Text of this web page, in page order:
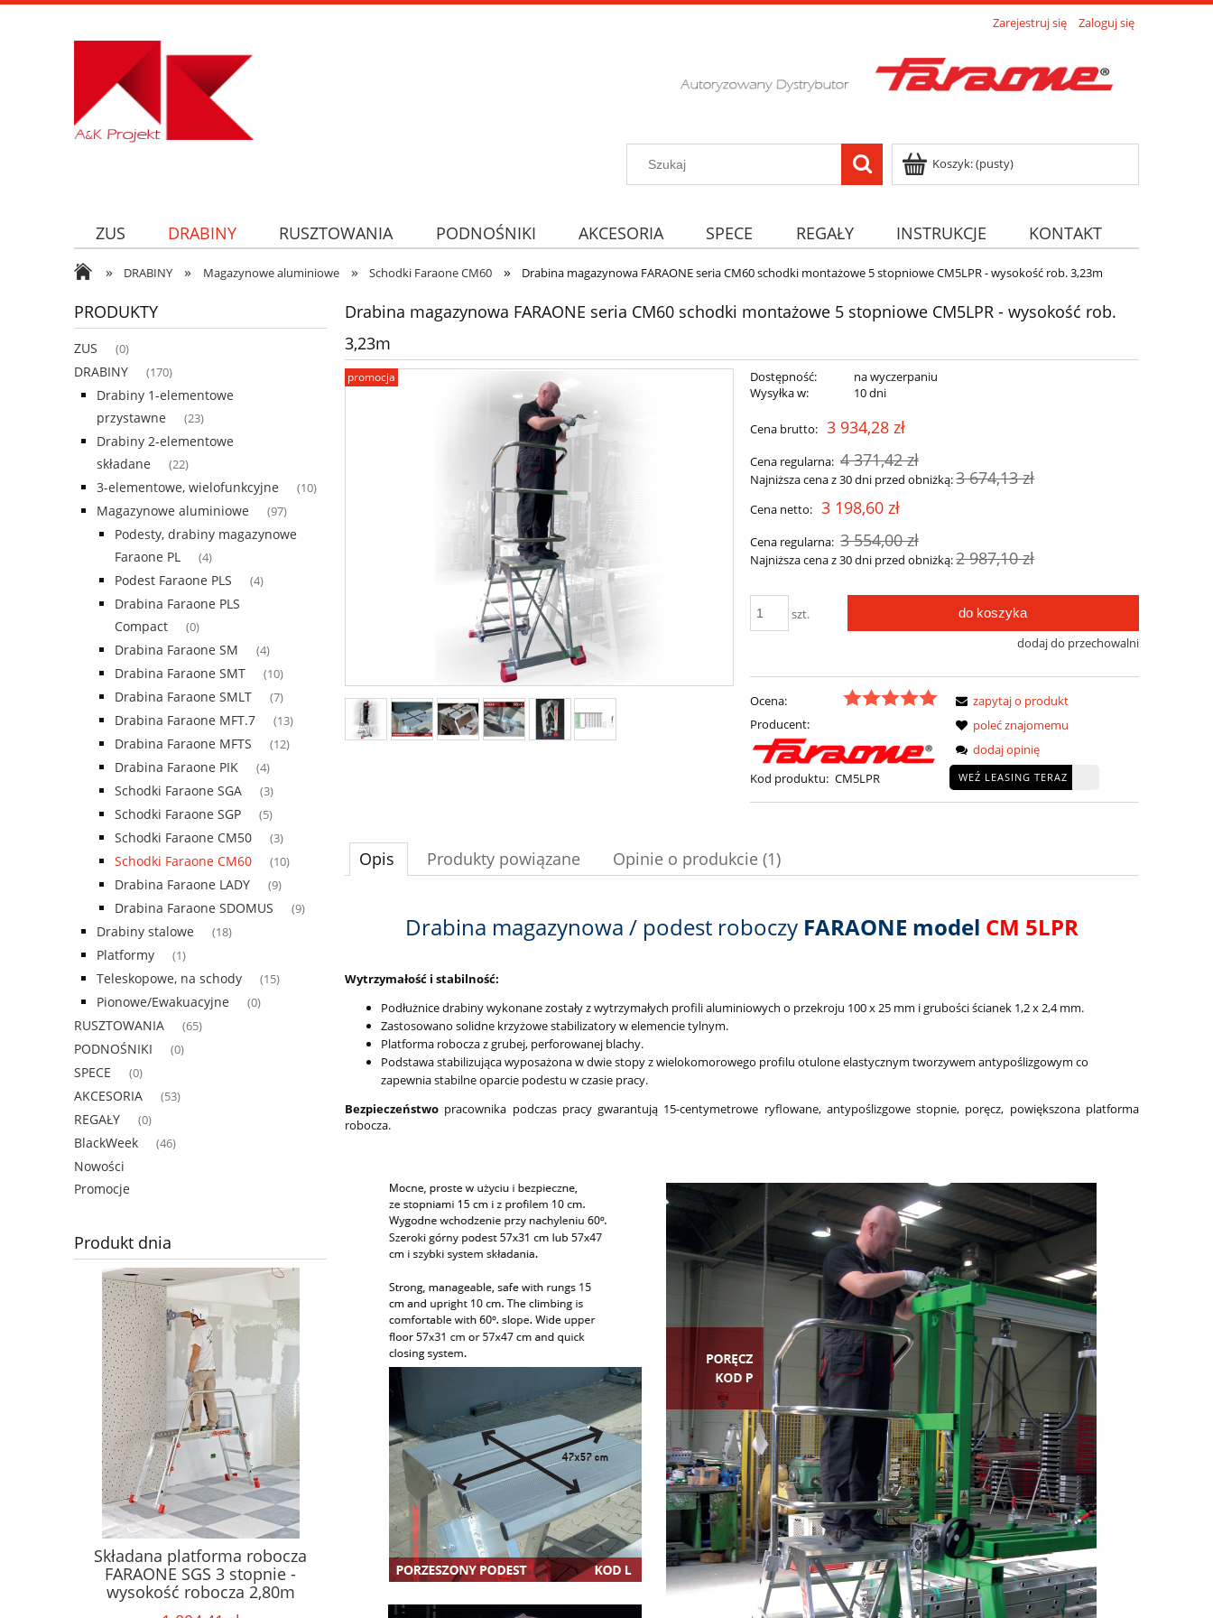
Zarejestruj się Zaloguj się
Koszyk:(pusty)
ZUS DRABINY RUSZTOWANIA PODNOŚNIKI AKCESORIA SPECE REGAŁY INSTRUKCJE KONTAKT
» DRABINY » Magazynowe aluminiowe » Schodki Faraone CM60 » Drabina magazynowa FARAONE seria CM60 schodki montażowe 5 stopniowe CM5LPR - wysokość rob. 3,23m
PRODUKTY
ZUS (0)
DRABINY (170)
Drabiny 1-elementowe
przystawne
(23)
Drabiny 2-elementowe
składane
(22)
3-elementowe, wielofunkcyjne (10)
Magazynowe aluminiowe (97)
Podesty, drabiny magazynowe
Faraone PL
(4)
Podest Faraone PLS (4)
Drabina Faraone PLS
Compact
(0)
Drabina Faraone SM (4)
Drabina Faraone SMT (10)
Drabina Faraone SMLT (7)
Drabina Faraone MFT.7 (13)
Drabina Faraone MFTS (12)
Drabina Faraone PIK (4)
Schodki Faraone SGA (3)
Schodki Faraone SGP (5)
Schodki Faraone CM50 (3)
Schodki Faraone CM60 (10)
Drabina Faraone LADY (9)
Drabina Faraone SDOMUS (9)
Drabiny stalowe (18)
Platformy (1)
Teleskopowe, na schody (15)
Pionowe/Ewakuacyjne (0)
RUSZTOWANIA (65)
PODNOŚNIKI (0)
SPECE (0)
AKCESORIA (53)
REGAŁY (0)
BlackWeek (46)
Nowości
Promocje
Produkt dnia
Składana platforma robocza
FARAONE SGS 3 stopnie -
wysokość robocza 2,80m
PLS5 + LADY3 Drabina
magazynowa jezdna FARAONE
GRATIS !!!
PLS5 Teleskopowa drabina
magazynowa jezdna FARAONE z
wejściem jednostronnym na
schody - platforma 5-stopniowa,
COM180.AB Rusztowanie
aluminiowe FARAONE COMPACT
AB jezdne - wysokość robocza
3,70m
Drabina magazynowa FARAONE seria CM60 schodki montażowe 5 stopniowe CM5LPR - wysokość rob.
3,23m
promocja Dostępność:
na wyczerpaniu
Wysyłka w:
10 dni
Cena brutto: 3 934,28 zł
Cena regularna: 4 371,42 zł
Najniższa cena z 30 dni przed obniżką:3 674,13 zł
Cena netto: 3 198,60 zł
Cena regularna: 3 554,00 zł
Najniższa cena z 30 dni przed obniżką:2 987,10 zł
szt. do koszyka
dodaj do przechowalni
Ocena:
Producent:
Kod produktu: CM5LPR
zapytaj o produkt
poleć znajomemu
dodaj opinię
WEŹ LEASING TERAZ
Opis Produkty powiązane Opinie o produkcie (1)
Drabina magazynowa / podest roboczy FARAONE model CM 5LPR
Wytrzymałość i stabilność:
Podłużnice drabiny wykonane zostały z wytrzymałych profili aluminiowych o przekroju 100 x 25 mm i grubości ścianek 1,2 x 2,4 mm.
Zastosowano solidne krzyżowe stabilizatory w elemencie tylnym.
Platforma robocza z grubej, perforowanej blachy.
Podstawa stabilizująca wyposażona w dwie stopy z wielokomorowego profilu otulone elastycznym tworzywem antypoślizgowym co
zapewnia stabilne oparcie podestu w czasie pracy.
Bezpieczeństwo pracownika podczas pracy gwarantują 15-centymetrowe ryflowane, antypoślizgowe stopnie, poręcz, powiększona platforma
robocza.